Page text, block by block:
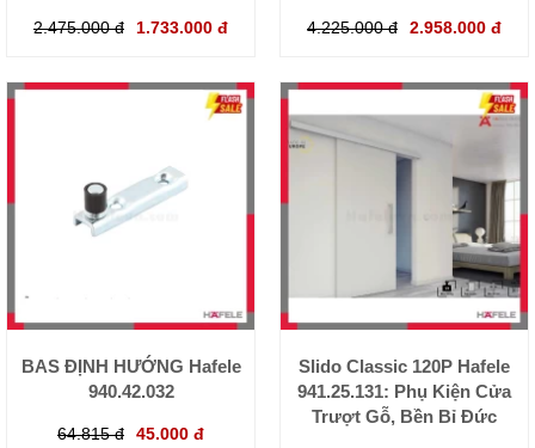
2.475.000 đ 1.733.000 đ 4.225.000 đ 2.958.000 đ
BAS ĐỊNH HƯỚNG Hafele
940.42.032
64.815 đ 45.000 đ
Slido Classic 120P Hafele
941.25.131: Phụ Kiện Cửa
Trượt Gỗ, Bền Bỉ Đức